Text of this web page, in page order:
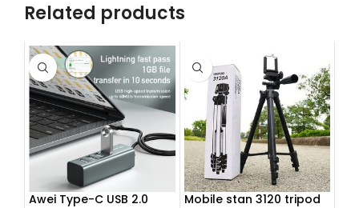
Related products
Awei Type-C USB 2.0
Mobile stan 3120 tripod